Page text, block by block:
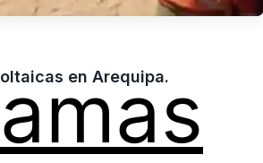
en Arequipa.